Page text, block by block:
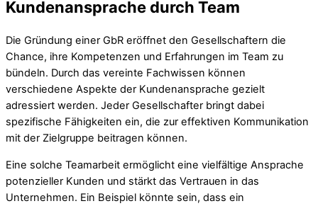
Kundenansprache durch Team
Die Gründung einer GbR eröffnet den Gesellschaftern die
Chance, ihre Kompetenzen und Erfahrungen im Team zu
bündeln. Durch das vereinte Fachwissen können
verschiedene Aspekte der Kundenansprache gezielt
adressiert werden. Jeder Gesellschafter bringt dabei
spezifische Fähigkeiten ein, die zur effektiven Kommunikation
mit der Zielgruppe beitragen können.
Eine solche Teamarbeit ermöglicht eine vielfältige Ansprache
potenzieller Kunden und stärkt das Vertrauen in das
Unternehmen. Ein Beispiel könnte sein, dass ein